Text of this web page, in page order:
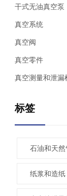
干式无油真空泵
真空系统
真空阀
真空零件
真空测量和泄漏
标签
石油和天然
纸浆和造纸